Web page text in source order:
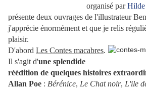
organisé parHilde
présente deux ouvrages de l'illustrateur
j'apprécie énormément et que je relis
plaisir.
D'abord Les Contes macabres.
Il s'agit d'une splendide
réédition de quelques histoires
Allan Poe : Bérénice, Le Chat noir, L'ile